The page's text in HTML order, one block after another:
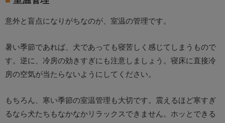
意外と盲点になりがちなのが、室温の管理です。
暑い季節であれば、犬であっても寝苦しく感じてしまうもので
す。逆に、冷房の効きすぎにも注意しましょう。寝床に直接冷
房の空気が当たらないようにしてください。
もちろん、寒い季節の室温管理も大切です。震えるほど寒すぎ
るなら犬たちもなかなかリラックスできません。ホッとできる